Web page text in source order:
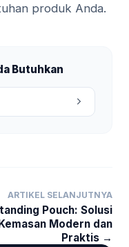
produk Anda.
Butuhkan
ARTIKEL SELANJUTNYA
Pouch: Solusi
Modern dan
Praktis →